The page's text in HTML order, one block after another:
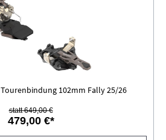
Tourenbindung 102mm Fally 25/26
statt 649,00 €
479,00 €*